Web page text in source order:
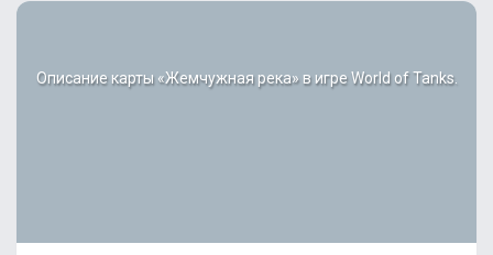
Описание карты «Жемчужная река» в игре World of Tanks.